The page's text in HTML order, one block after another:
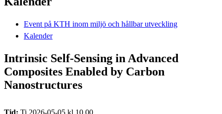
Event på KTH inom miljö och hållbar utveckling
Kalender
Intrinsic Self-Sensing in Advanced
Composites Enabled by Carbon
Nanostructures
Tid: Ti 2026-05-05 kl 10.00